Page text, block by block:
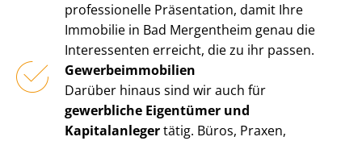
professionelle Präsentation, damit Ihre
Immobilie in Bad Mergentheim genau die
Interessenten erreicht, die zu ihr passen.
Ge­wer­be­im­mo­bi­li­en
Darüber hinaus sind wir auch für
gewerbliche Eigentümer und
Kapitalanlegertätig. Büros, Praxen,